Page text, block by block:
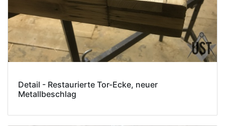
Detail - Restaurierte Tor-Ecke, neuer
Metallbeschlag